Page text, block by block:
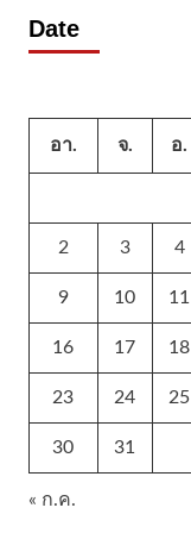
Date
อา. จ. อ.
2 3 4
9 10 11
16 17 18
23 24 25
30 31
« ก.ค.